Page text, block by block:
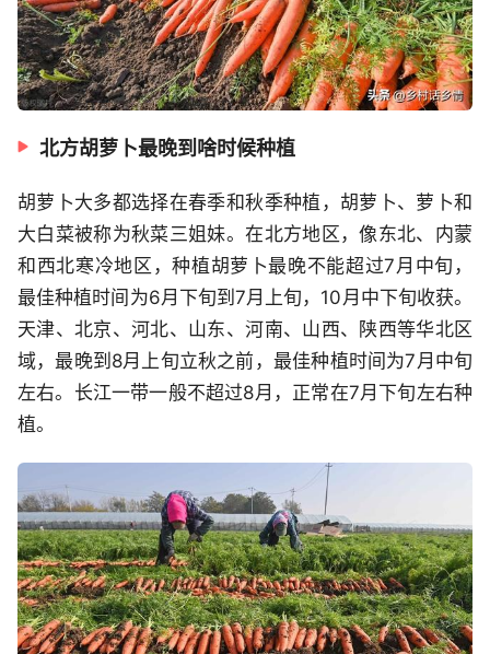
北方胡萝卜最晚到啥时候种植
胡萝卜大多都选择在春季和秋季种植，胡萝卜、萝卜和
大白菜被称为秋菜三姐妹。在北方地区，像东北、内蒙
和西北寒冷地区，种植胡萝卜最晚不能超过7月中旬，
最佳种植时间为6月下旬到7月上旬，10月中下旬收获。
天津、北京、河北、山东、河南、山西、陕西等华北区
域，最晚到8月上旬立秋之前，最佳种植时间为7月中旬
左右。长江一带一般不超过8月，正常在7月下旬左右种
植。